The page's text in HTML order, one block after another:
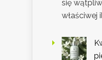
się
właściwej